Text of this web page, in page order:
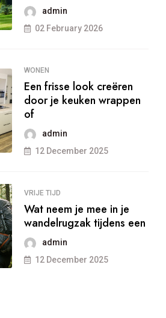
admin
02 February 2026
WONEN
Een frisse look creëren
door je keuken wrappen
of
admin
12 December 2025
VRIJE TIJD
Wat neem je mee in je
wandelrugzak tijdens een
admin
12 December 2025